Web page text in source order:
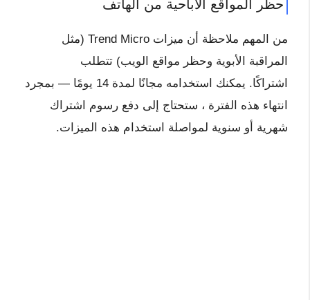
حظر المواقع الاباحية من الهاتف
من المهم ملاحظة أن ميزات Trend Micro (مثل
المراقبة الأبوية وحظر مواقع الويب) تتطلب
اشتراكًا. يمكنك استخدامه مجانًا لمدة 14 يومًا — بمجرد
انتهاء هذه الفترة ، ستحتاج إلى دفع رسوم اشتراك
شهرية أو سنوية لمواصلة استخدام هذه الميزات.